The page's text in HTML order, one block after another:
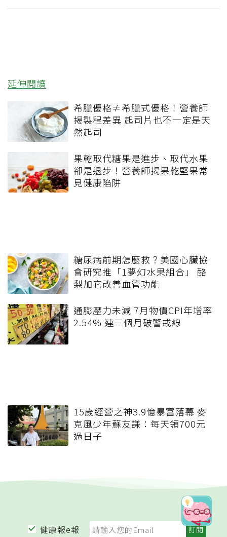
延伸閱讀
希臘優格≠希臘式優格！營養師
揭製程差異 起司片也不一定是天
然起司
果乾取代糖果是進步、取代水果
卻是退步！營養師揭果乾堅果常
見健康陷阱
糖尿病前期怎麼救？美國心臟協
會研究推「1夢幻水果組合」 酪
梨加它改善血管功能
通膨壓力未減 7月物價CPI年增率
2.54% 連三個月破警戒線
15歲經營之神3.9億暴富落幕 麥
克風少年蘇友謙：每天領700元
過日子
健康報e報